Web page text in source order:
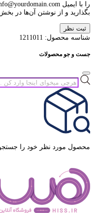
بگذارید و از نوشتن آن‌ها در
ثبت نظر
شناسه محصول: 1211011
جست و جو محصولات
جستجوی
محصولات
محصول مورد نظر خود را جستجو